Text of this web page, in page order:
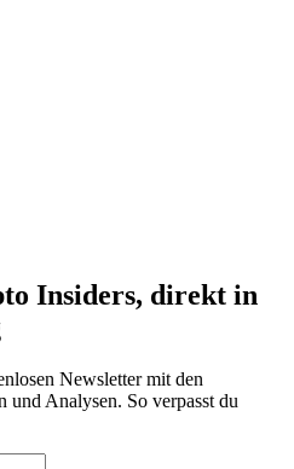
Insiders, direkt in
Newsletter mit den
Analysen. So verpasst du